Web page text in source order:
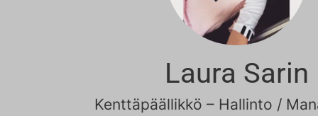
Laura Sarin
Kenttäpäällikkö – Hallinto /